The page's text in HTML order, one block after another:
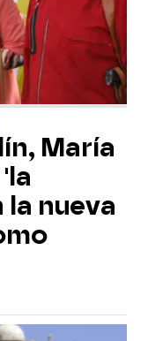
María
nueva